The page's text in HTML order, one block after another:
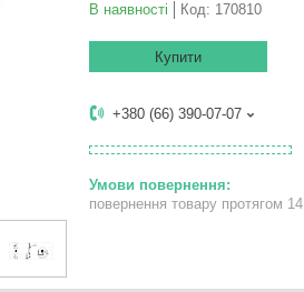
В наявності Код: 170810
Купити
+380 (66) 390-07-07
повернення товару протягом 14